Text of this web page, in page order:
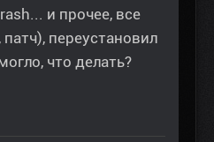
и прочее, все
переустановил
что делать?